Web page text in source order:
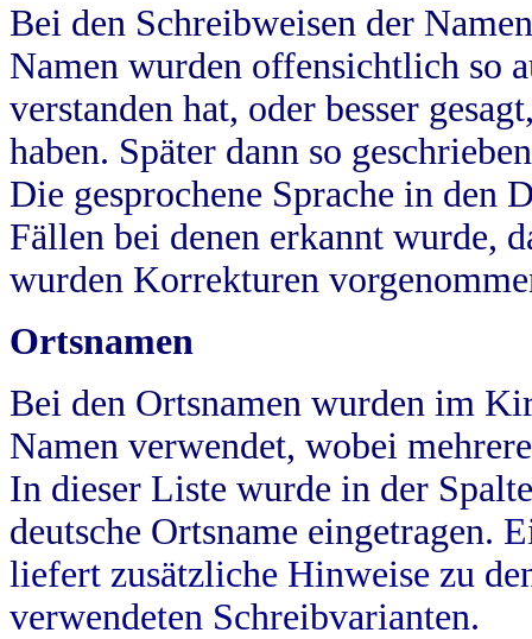
Bei den Schreibweisen der
Namen wurden offensichtlich so
verstanden hat, oder besser
haben. Später dann so
Die gesprochene Sprache in
Fällen bei denen erkannt wurde,
wurden Korrekturen
Ortsnamen
Bei den Ortsnamen wurden im
Namen verwendet, wobei
In dieser Liste wurde in der
deutsche Ortsname eingetragen.
liefert zusätzliche Hinweise zu
verwendeten Schreibvarianten.